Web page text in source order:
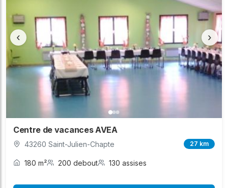
‹ ›
Centre de vacances AVEA
43260 Saint-Julien-Chapte 27 km
180 m² 200 debout 130 assises